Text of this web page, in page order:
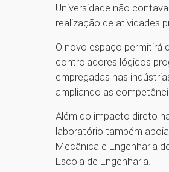
Universidade não
realização de atividades
O novo espaço permitirá
controladores lógicos
empregadas nas
ampliando as
Além do impacto direto
laboratório também
Mecânica e Engenharia
Escola de Engenharia.